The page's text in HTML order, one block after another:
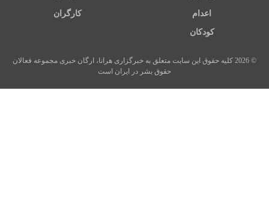
اعدام کارگران
کودکان
© 2026 کلیه حقوق این سایت متعلق به خبرگزاری هرانا، ارگان خبری مجموعه فعالان
حقوق بشر در ایران است